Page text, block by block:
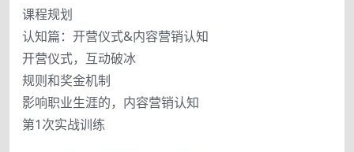
课程规划
认知篇：开营仪式&内容营销认知
开营仪式，互动破冰
规则和奖金机制
影响职业生涯的，内容营销认知
第1次实战训练